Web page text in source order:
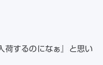
荷するのになぁ』と思い